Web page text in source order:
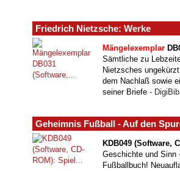
Friedrich Nietzsche: Werke
Mängelexemplar
Sämtliche zu
Nietzsches
dem Nachlaß sowie
seiner Briefe -
Geheimnis Fußball - Auf den
KDB049 (Software,
Geschichte und Sinn
Fußballbuch!